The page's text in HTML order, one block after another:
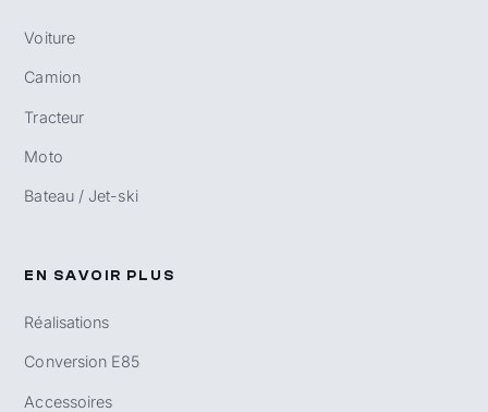
Voiture
Camion
Tracteur
Moto
Bateau / Jet-ski
EN SAVOIR PLUS
Réalisations
Conversion E85
Accessoires